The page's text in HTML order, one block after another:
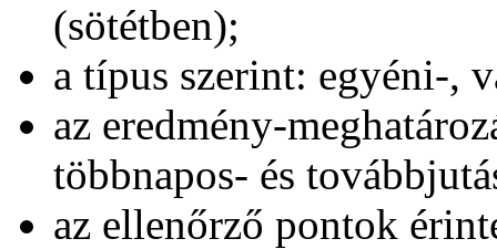
(sötétben);
a típus szerint: egyéni-,
az eredmény-
többnapos- és
az ellenőrző pontok